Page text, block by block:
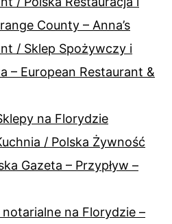
County – Anna’s
/ Sklep Spożywczy i
– European Restaurant &
na Florydzie
/ Polska Żywność
Gazeta – Przypływ –
notarialne na Florydzie –